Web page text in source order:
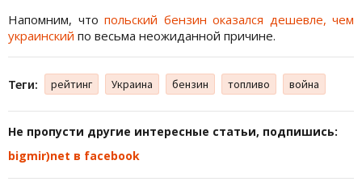
Напомним, что польский бензин оказался дешевле, чем
украинский по весьма неожиданной причине.
Теги: рейтинг Украина бензин топливо война
Не пропусти другие интересные статьи, подпишись:
bigmir)net в facebook